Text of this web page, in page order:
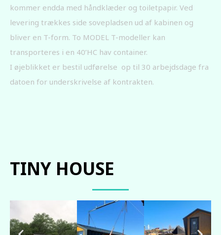
kommer endda med håndklæder og toiletpapir. Ved
levering trækkes side sovepladsen ud af kabinen og
bliver en T-form. To MODEL T-modeller kan
transporteres i en 40’HC hav container.
I øjeblikket er bestil udførelse op til 30 arbejdsdage fra
datoen for underskrivelse af kontrakten.
TINY HOUSE